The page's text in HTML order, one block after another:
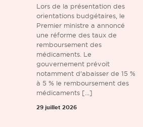
Lors de la présentation des
orientations budgétaires, le
Premier ministre a annoncé
une réforme des taux de
remboursement des
médicaments. Le
gouvernement prévoit
notamment d'abaisser de 15 %
à 5 % le remboursement des
médicaments [...]
29 juillet 2026